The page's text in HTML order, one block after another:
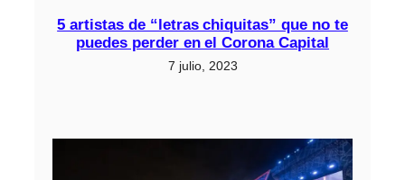
5 artistas de “letras chiquitas” que no te
puedes perder en el Corona Capital
7 julio, 2023